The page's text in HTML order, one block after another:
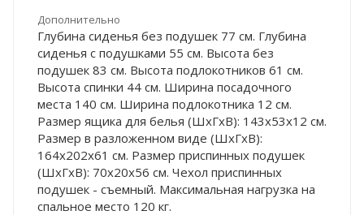
Дополнительно
Глубина сиденья без подушек 77 см. Глубина
сиденья с подушками 55 см. Высота без
подушек 83 см. Высота подлокотников 61 см.
Высота спинки 44 см. Ширина посадочного
места 140 см. Ширина подлокотника 12 см.
Размер ящика для белья (ШхГхВ): 143х53х12 см.
Размер в разложенном виде (ШхГхВ):
164х202х61 см. Размер приспинных подушек
(ШхГхВ): 70х20х56 см. Чехол приспинных
подушек - съемный. Максимальная нагрузка на
спальное место 120 кг.